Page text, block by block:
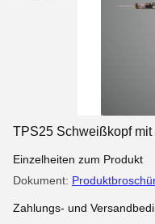
TPS25 Schweißkopf mit
Einzelheiten zum Produkt
Dokument:
Zahlungs- und